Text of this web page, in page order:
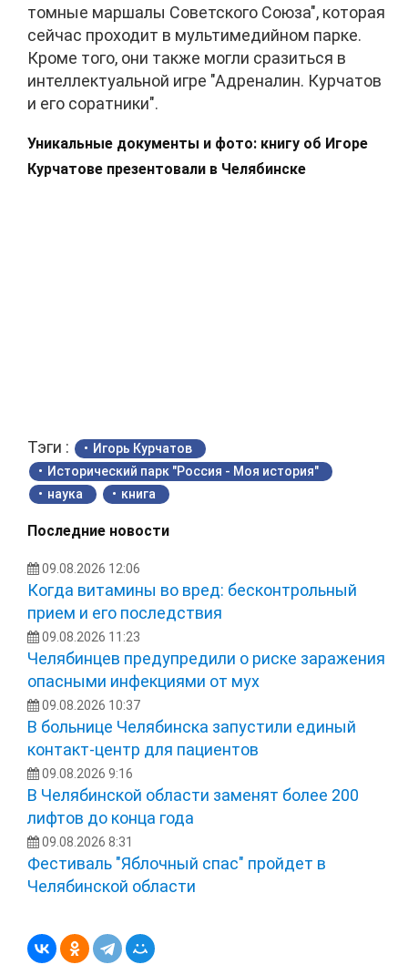
томные маршалы Советского Союза", которая
сейчас проходит в мультимедийном парке.
Кроме того, они также могли сразиться в
интеллектуальной игре "Адреналин. Курчатов
и его соратники".
Уникальные документы и фото: книгу об Игоре
Курчатове презентовали в Челябинске
Тэги :
Игорь Курчатов
Исторический парк "Россия - Моя история"
наука
книга
Последние новости
09.08.2026 12:06
Когда витамины во вред: бесконтрольный
прием и его последствия
09.08.2026 11:23
Челябинцев предупредили о риске заражения
опасными инфекциями от мух
09.08.2026 10:37
В больнице Челябинска запустили единый
контакт-центр для пациентов
09.08.2026 9:16
В Челябинской области заменят более 200
лифтов до конца года
09.08.2026 8:31
Фестиваль "Яблочный спас" пройдет в
Челябинской области